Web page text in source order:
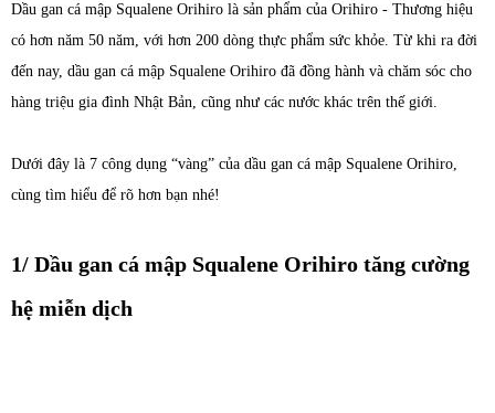
Dầu gan cá mập Squalene Orihiro là sản phẩm của Orihiro - Thương hiệu
có hơn năm 50 năm, với hơn 200 dòng thực phẩm sức khỏe. Từ khi ra đời
đến nay, dầu gan cá mập Squalene Orihiro đã đồng hành và chăm sóc cho
hàng triệu gia đình Nhật Bản, cũng như các nước khác trên thế giới.
Dưới đây là 7 công dụng “vàng” của dầu gan cá mập Squalene Orihiro,
cùng tìm hiểu để rõ hơn bạn nhé!
1/ Dầu gan cá mập Squalene Orihiro tăng cường
hệ miễn dịch